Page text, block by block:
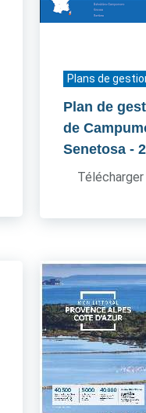
Plans de
Plan de
de
Senetosa -